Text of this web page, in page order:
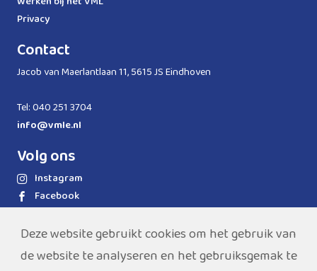
Privacy
Contact
Jacob van Maerlantlaan 11, 5615 JS Eindhoven
Tel: 040 251 3704
info@vmle.nl
Volg ons
Instagram
Facebook
WhatsApp
Deze website gebruikt cookies om het gebruik van
de website te analyseren en het gebruiksgemak te